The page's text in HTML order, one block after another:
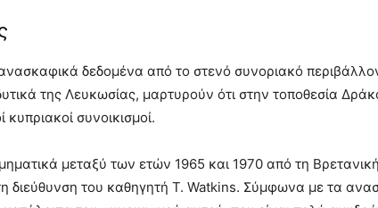
δεδομένα από το στενό συνοριακό
της Λευκωσίας, μαρτυρούν ότι στην τοποθεσία
συνοικισμοί.
μεταξύ των ετών 1965 και 1970 από τη
διεύθυνση του καθηγητή T. Watkins. Σύμφωνα με τα